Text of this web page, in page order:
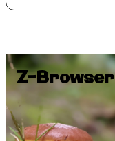
Z-Browser